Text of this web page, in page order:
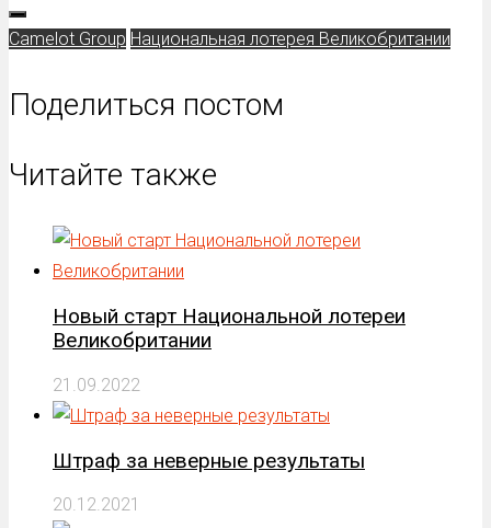
Camelot Group Национальная лотерея Великобритании
Поделиться постом
Читайте также
Новый старт Национальной лотереи
Великобритании
21.09.2022
Штраф за неверные результаты
20.12.2021